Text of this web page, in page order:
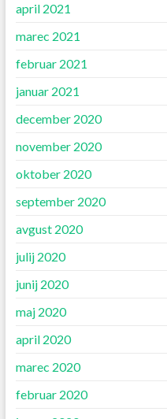
april 2021
marec 2021
februar 2021
januar 2021
december 2020
november 2020
oktober 2020
september 2020
avgust 2020
julij 2020
junij 2020
maj 2020
april 2020
marec 2020
februar 2020